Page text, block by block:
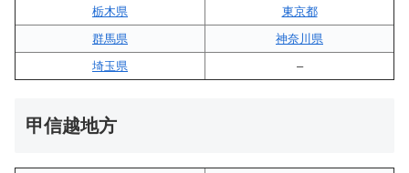
栃木県
東京都
群馬県
神奈川県
埼玉県
–
甲信越地方